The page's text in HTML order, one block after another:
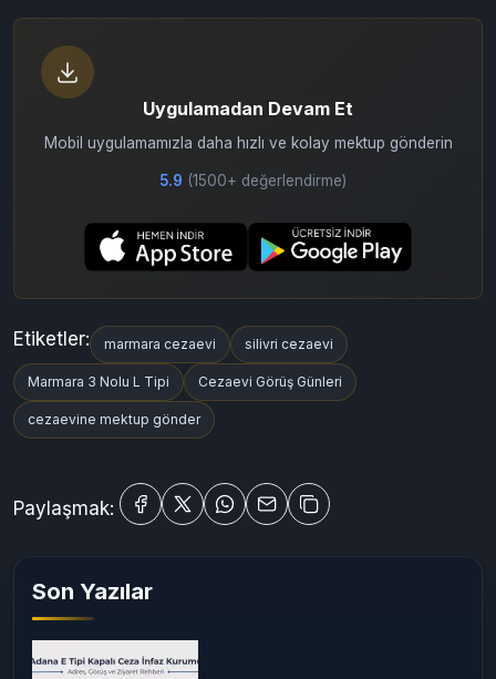
Uygulamadan Devam Et
Mobil uygulamamızla daha hızlı ve kolay mektup gönderin
5.9 (1500+ değerlendirme)
Etiketler: marmara cezaevi silivri cezaevi
Marmara 3 Nolu L Tipi Cezaevi Görüş Günleri
cezaevine mektup gönder
Paylaşmak:
Son Yazılar